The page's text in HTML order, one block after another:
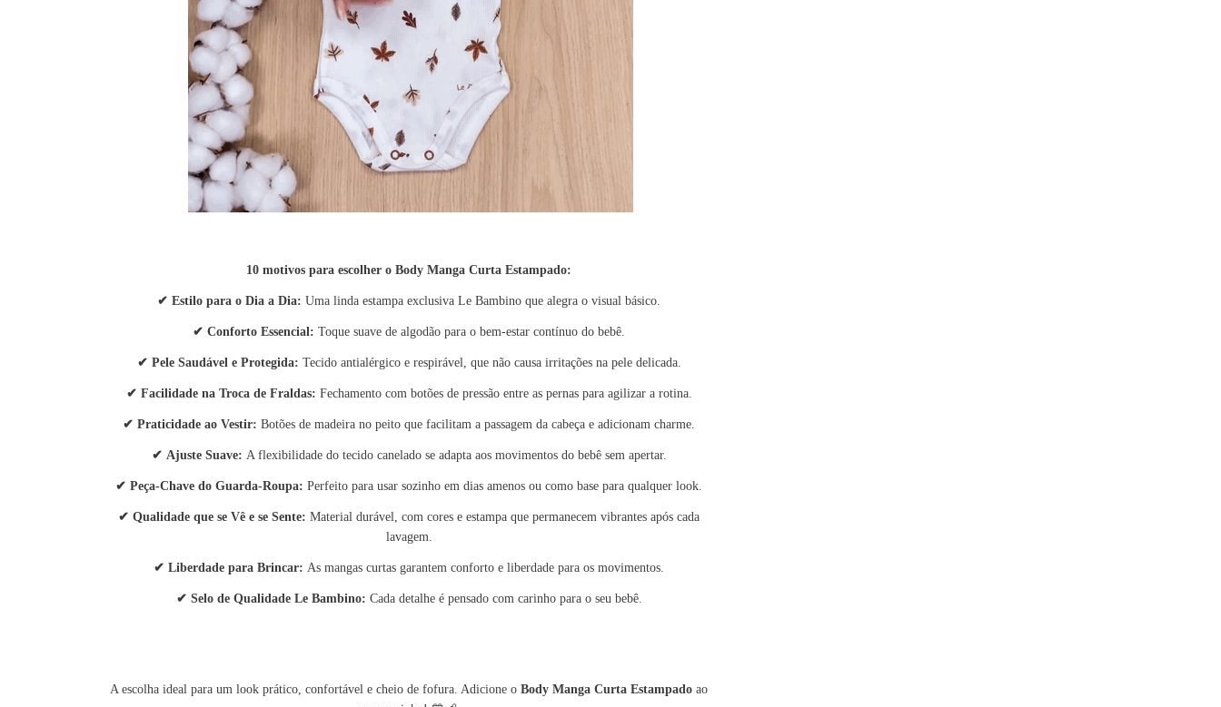
10 motivos para escolher o Body Manga Curta Estampado:
✔ Estilo para o Dia a Dia:Uma linda estampa exclusiva Le Bambino que alegra o visual básico.
✔ Conforto Essencial:Toque suave de algodão para o bem-estar contínuo do bebê.
✔ Pele Saudável e Protegida: Tecido antialérgico e respirável, que não causa irritações na pele delicada.
✔ Facilidade na Troca de Fraldas: Fechamento com botões de pressão entre as pernas para agilizar a rotina.
✔ Praticidade ao Vestir:Botões de madeira no peito que facilitam a passagem da cabeça e adicionam charme.
✔ Ajuste Suave: A flexibilidade do tecido canelado se adapta aos movimentos do bebê sem apertar.
✔ Peça-Chave do Guarda-Roupa:Perfeito para usar sozinho em dias amenos ou como base para qualquer look.
✔ Qualidade que se Vê e se Sente:Material durável, com cores e estampa que permanecem vibrantes após cada
lavagem.
✔ Liberdade para Brincar: As mangas curtas garantem conforto e liberdade para os movimentos.
✔ Selo de Qualidade Le Bambino: Cada detalhe é pensado com carinho para o seu bebê.
A escolha ideal para um look prático, confortável e cheio de fofura. Adicione oBody Manga Curta Estampado ao